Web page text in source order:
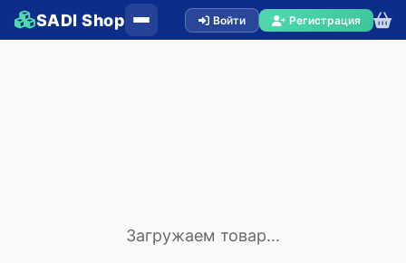
SADI Shop Войти Регистрация
Загружаем товар...